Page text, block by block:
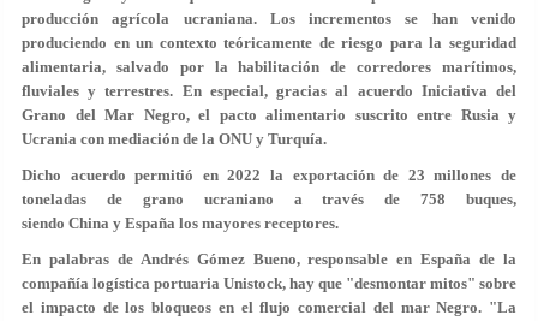
producción agrícola ucraniana. Los incrementos se han venido
produciendo en un contexto teóricamente de riesgo para la seguridad
alimentaria, salvado por la habilitación de corredores marítimos,
fluviales y terrestres. En especial, gracias al acuerdo Iniciativa del
Grano del Mar Negro, el pacto alimentario suscrito entre Rusia y
Ucrania con mediación de la ONU y Turquía.
Dicho acuerdo permitió en 2022 la exportación de 23 millones de
toneladas de grano ucraniano a través de 758 buques,
siendo China y España los mayores receptores.
En palabras de Andrés Gómez Bueno, responsable en España de la
compañía logística portuaria Unistock, hay que "desmontar mitos" sobre
el impacto de los bloqueos en el flujo comercial del mar Negro. "La